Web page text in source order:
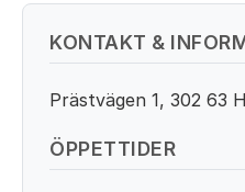
KONTAKT &
Prästvägen 1, 302 63
ÖPPETTIDER